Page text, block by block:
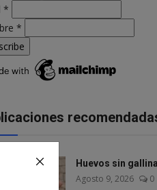
*
*
Huevos sin gallina
Agosto 9, 2026 0